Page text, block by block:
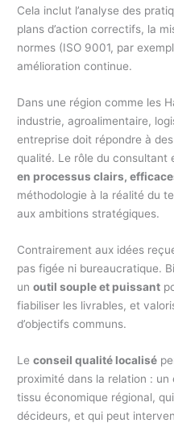
Cela inclut l’analyse des
plans d’action correctifs, la
normes (ISO 9001, par
amélioration continue.
Dans une région comme les
industrie, agroalimentaire,
entreprise doit répondre à
qualité. Le rôle du consultant
en processus clairs,
méthodologie à la réalité du
aux ambitions stratégiques.
Contrairement aux idées
pas figée ni bureaucratique.
unoutil souple et puissant
fiabiliser les livrables, et
d’objectifs communs.
Leconseil qualité localisé
proximité dans la relation :
tissu économique régional,
décideurs, et qui peut